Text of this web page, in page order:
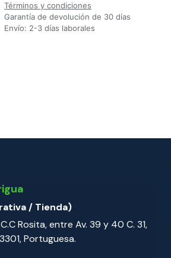
Términos y condiciones
Garantía de devolución de 30 días
Envío: 2-3 días laborales
/ Tienda)
Rosita, entre Av. 39 y 40 C. 31,
Portuguesa.